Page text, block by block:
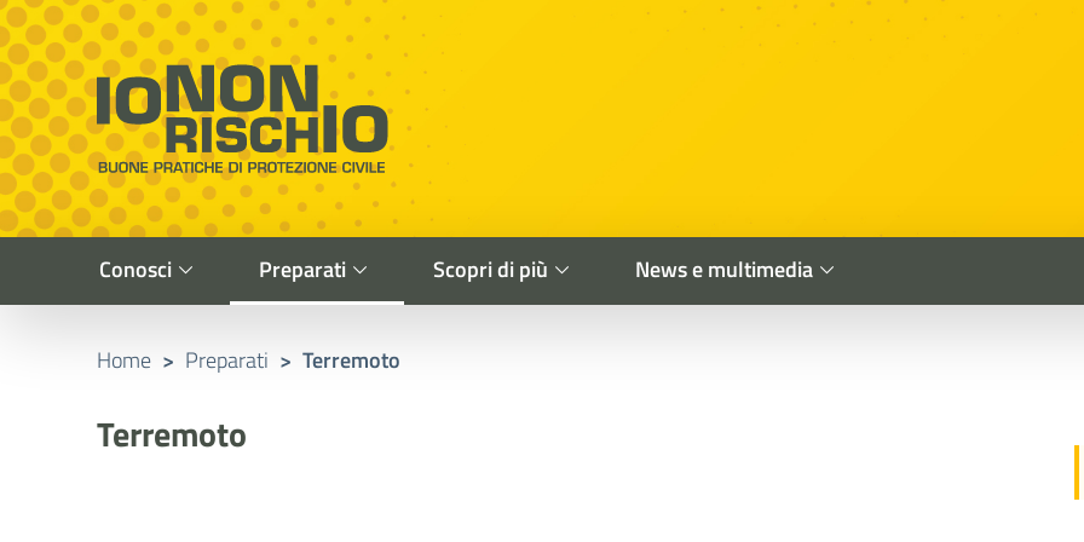
Vai al contenuto principale
Raggiungi il piè di pagina
Io non rischio
Buone pratiche di Protezione Civile
Cerca nel sito
Conosci Preparati Scopri di più News e multimedia
Home > Preparati > Terremoto
Terremoto